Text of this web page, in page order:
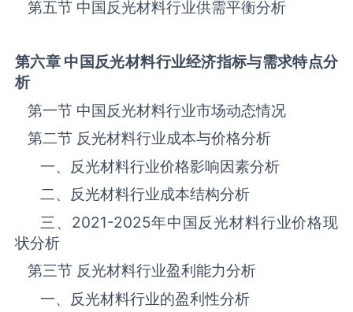
第五节 中国反光材料‌‌‌行业供需平衡分析
第六章 中国反光材料行业经济指标与需求特点分
析
第一节 中国反光材料‌‌‌行业市场动态情况
第二节 反光材料‌‌‌行业成本与价格分析
一、反光材料行业价格影响因素分析
二、反光材料行业成本结构分析
三、 2021-2025年中国反光材料‌‌‌行业价格现
状分析
第三节 反光材料‌‌‌行业盈利能力分析
一、反光材料‌‌‌行业的盈利性分析